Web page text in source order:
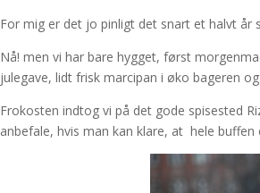
For mig er det jo pinligt det snart et halvt
Nå! men vi har bare hygget, først
julegave, lidt frisk marcipan i øko bageren
Frokosten indtog vi på det gode spisested
anbefale, hvis man kan klare, at hele